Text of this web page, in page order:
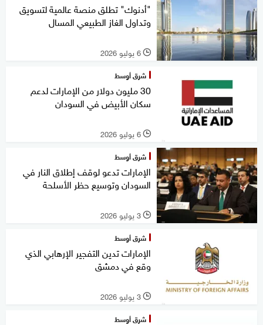
"أدنوك" تطلق منصة عالمية لتسويق
وتداول الغاز الطبيعي المسال
l 6 يوليو 2026
شرق أوسط
30 مليون دولار من الإمارات لدعم
سكان الأبيض في السودان
l 6 يوليو 2026
شرق أوسط
الإمارات تدعو لوقف إطلاق النار في
السودان وتوسيع حظر الأسلحة
l 3 يوليو 2026
شرق أوسط
الإمارات تدين التفجير الإرهابي الذي
وقع في دمشق
l 3 يوليو 2026
شرق أوسط